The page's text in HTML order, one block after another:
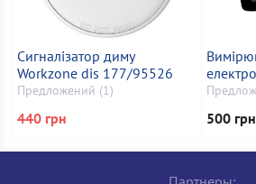
Сигналізатор диму
Workzone dis 177/95526
Предложений (1)
440 грн
smart
500 грн